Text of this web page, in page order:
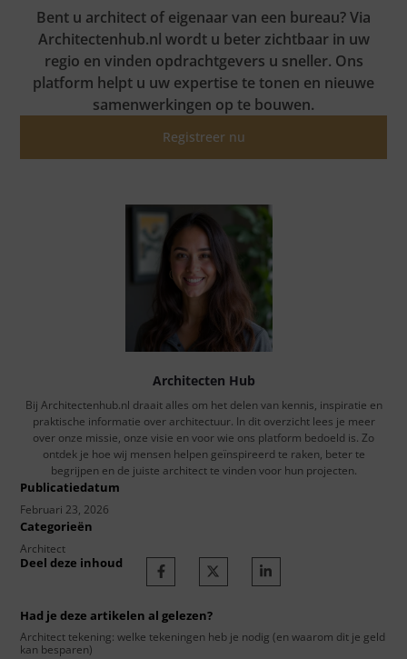
Bent u architect of eigenaar van een bureau? Via
Architectenhub.nl wordt u beter zichtbaar in uw
regio en vinden opdrachtgevers u sneller. Ons
platform helpt u uw expertise te tonen en nieuwe
samenwerkingen op te bouwen.
Registreer nu
Architecten Hub
Bij Architectenhub.nl draait alles om het delen van kennis, inspiratie en
praktische informatie over architectuur. In dit overzicht lees je meer
over onze missie, onze visie en voor wie ons platform bedoeld is. Zo
ontdek je hoe wij mensen helpen geïnspireerd te raken, beter te
begrijpen en de juiste architect te vinden voor hun projecten.
Publicatiedatum
Februari 23, 2026
Categorieën
Architect
Deel deze inhoud
Had je deze artikelen al gelezen?
Architect tekening: welke tekeningen heb je nodig (en waarom dit je geld
kan besparen)